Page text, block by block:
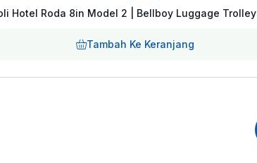
aslinya
Rp8.187.500.
saat
adalah:
Hotel Roda 8in Model 2 | Bellboy Luggage Trolley
Tambah Ke Keranjang